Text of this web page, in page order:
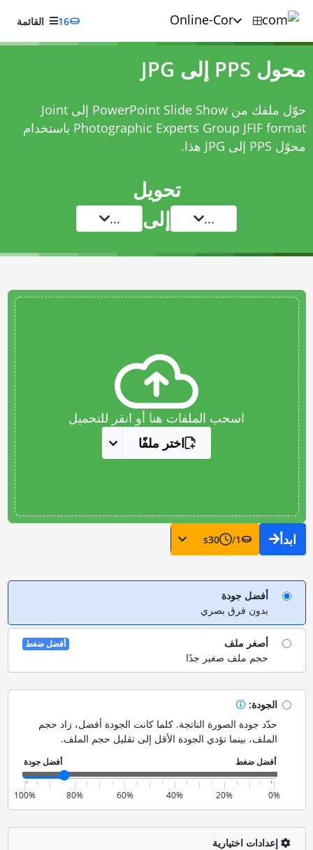
16 القائمة
محول PPS إلى JPG
حوّل ملفك من PowerPoint Slide Show إلى Joint
Photographic Experts Group JFIF format باستخدام
محوّل PPS إلى JPG
هذا.
تحويل
... إلى ...
اسحب الملفات هنا أو انقر للتحميل
اختر ملفًا
ابدأ 1
/
30
s
أفضل جودة
بدون فرق بصري
أصغر ملف
حجم ملف صغير جدًا
أفضل ضغط
الجودة:
حدّد جودة الصورة الناتجة. كلما كانت الجودة أفضل، زاد حجم
الملف، بينما تؤدي الجودة الأقل إلى تقليل حجم الملف.
0%
20%
40%
60%
80%
100%
إعدادات اختيارية